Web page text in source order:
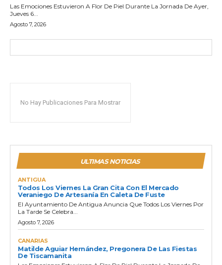
Las Emociones Estuvieron A Flor De Piel Durante La Jornada De Ayer,
Jueves 6...
Agosto 7, 2026
No Hay Publicaciones Para Mostrar
ULTIMAS NOTICIAS
ANTIGUA
Todos Los Viernes La Gran Cita Con El Mercado
Veraniego De Artesanía En Caleta De Fuste
El Ayuntamiento De Antigua Anuncia Que Todos Los Viernes Por
La Tarde Se Celebra...
Agosto 7, 2026
CANARIAS
Matilde Aguiar Hernández, Pregonera De Las Fiestas
De Tiscamanita